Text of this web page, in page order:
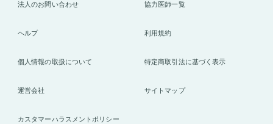
法人のお問い合わせ 協力医師一覧
ヘルプ 利用規約
個人情報の取扱について 特定商取引法に基づく表示
運営会社 サイトマップ
カスタマーハラスメントポリシー